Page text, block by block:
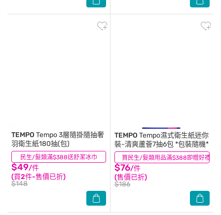
民生/髮類滿$388送舒潔冰巾
TEMPO Tempo 3層隨掛隨抽奢
羽衛生紙180抽(包)
$49/件
(買2件-售價已折)
$148
(0) 買民生/髮類用品滿$388即贈好禮 (
TEMPO Tempo濕式衛生紙迷你
裝-清爽蘆薈7抽6包 *包裝隨機*
$76/件
(售價已折)
$186
(5)